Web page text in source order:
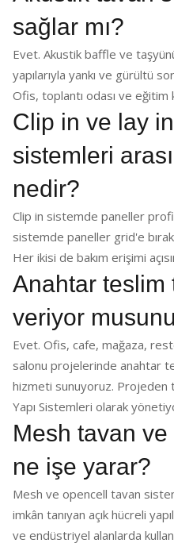
sağlar mı?
Evet. Akustik baffle ve
yapılarıyla yankı ve gürültü
Ofis, toplantı odası ve eğitim
Clip in ve lay
sistemleri
nedir?
Clip in sistemde paneller
sistemde paneller grid'e
Her ikisi de bakım erişimi
Anahtar teslim
veriyor
Evet. Ofis, cafe, mağaza,
salonu projelerinde anahtar
hizmeti sunuyoruz. Projeden
Yapı Sistemleri olarak
Mesh tavan
ne işe yarar?
Mesh ve opencell tavan
imkân tanıyan açık hücreli
ve endüstriyel alanlarda